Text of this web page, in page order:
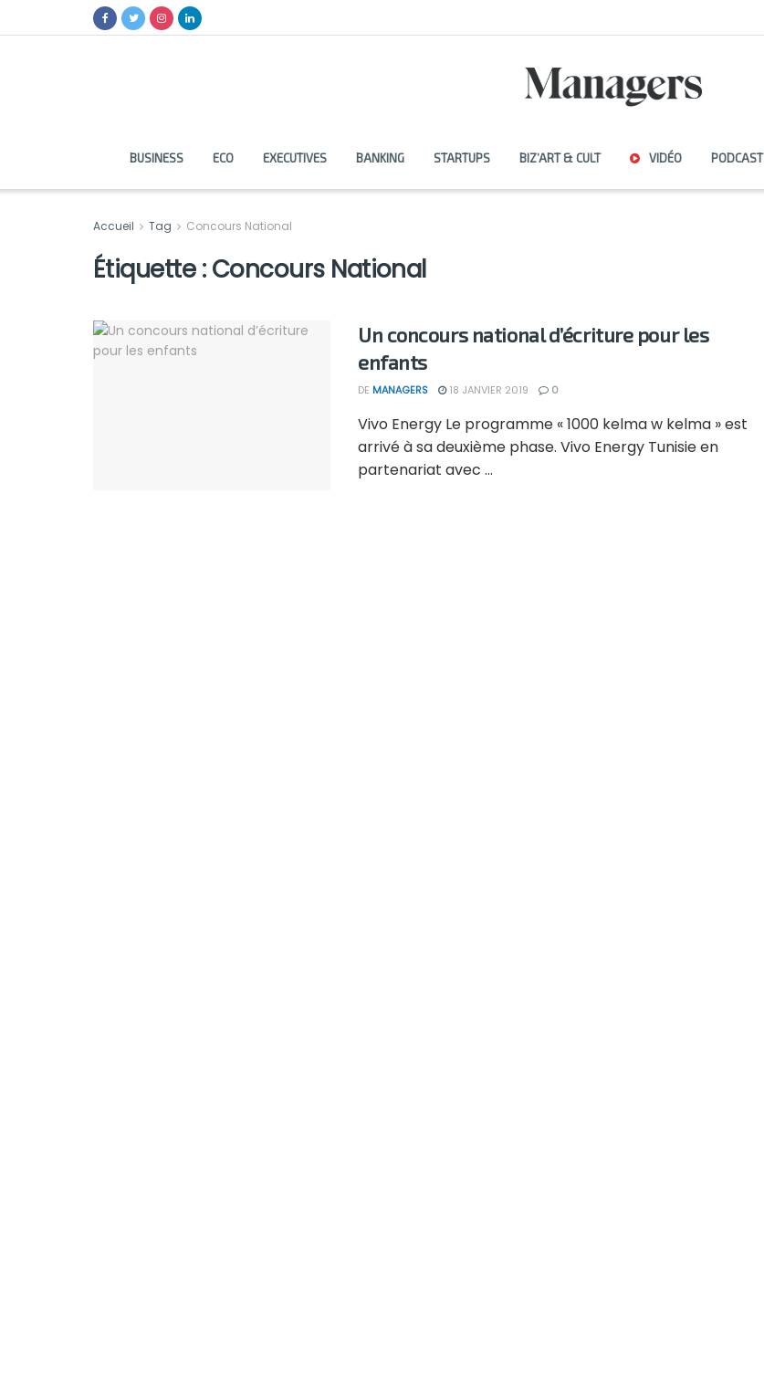
BUSINESS ECO EXECUTIVES BANKING STARTUPS BIZ’ART & CULT VIDÉO PODCAST
Accueil Tag Concours National
Étiquette :Concours National
Un concours national d’écriture pour les
enfants
DE MANAGERS 18 JANVIER 2019 0
Vivo Energy Le programme « 1000 kelma w kelma » est
arrivé à sa deuxième phase. Vivo Energy Tunisie en
partenariat avec ...